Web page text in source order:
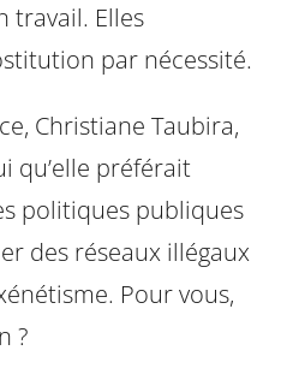
travail. Elles
par nécessité.
Christiane Taubira,
qu’elle préférait
politiques publiques
des réseaux illégaux
Pour vous,
?